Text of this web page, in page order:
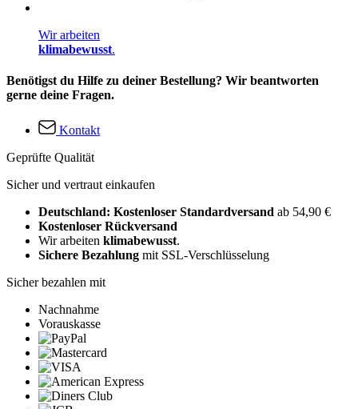
Wir arbeiten
klimabewusst.
Benötigst du Hilfe zu deiner Bestellung? Wir beantworten
gerne deine Fragen.
Kontakt
Geprüfte Qualität
Sicher und vertraut einkaufen
Deutschland: Kostenloser Standardversand ab 54,90 €
Kostenloser Rückversand
Wir arbeiten klimabewusst.
Sichere Bezahlung mit SSL-Verschlüsselung
Sicher bezahlen mit
Nachnahme
Vorauskasse